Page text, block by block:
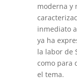
moderna y
inmediato
ya ha
la labor de
como para
el tema.